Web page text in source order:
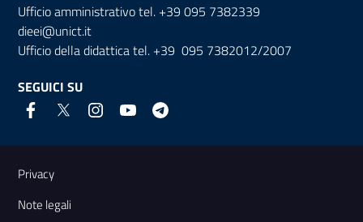
Ufficio amministrativo tel. +39 095 7382339
dieei@unict.it
Ufficio della didattica tel. +39 095 7382012/2007
SEGUICI SU
Link e informazioni utili
Privacy
Note legali